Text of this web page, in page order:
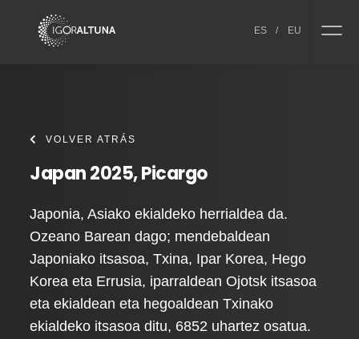
ES / EU
VOLVER ATRÁS
Japan 2025, Picargo
Japonia, Asiako ekialdeko herrialdea da.
Ozeano Barean dago; mendebaldean
Japoniako itsasoa, Txina, Ipar Korea, Hego
Korea eta Errusia, iparraldean Ojotsk itsasoa
eta ekialdean eta hegoaldean Txinako
ekialdeko itsasoa ditu, 6852 uhartez osatua.